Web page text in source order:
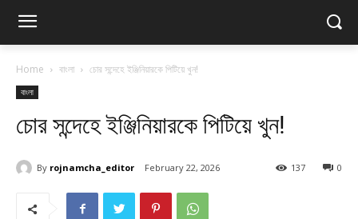
Home বাংলা চোর সন্দেহে ইঞ্জিনিয়ারকে পিটিয়ে খুন!
বাংলা
চোর সন্দেহে ইঞ্জিনিয়ারকে পিটিয়ে খুন!
By rojnamcha_editor February 22, 2026 0
137